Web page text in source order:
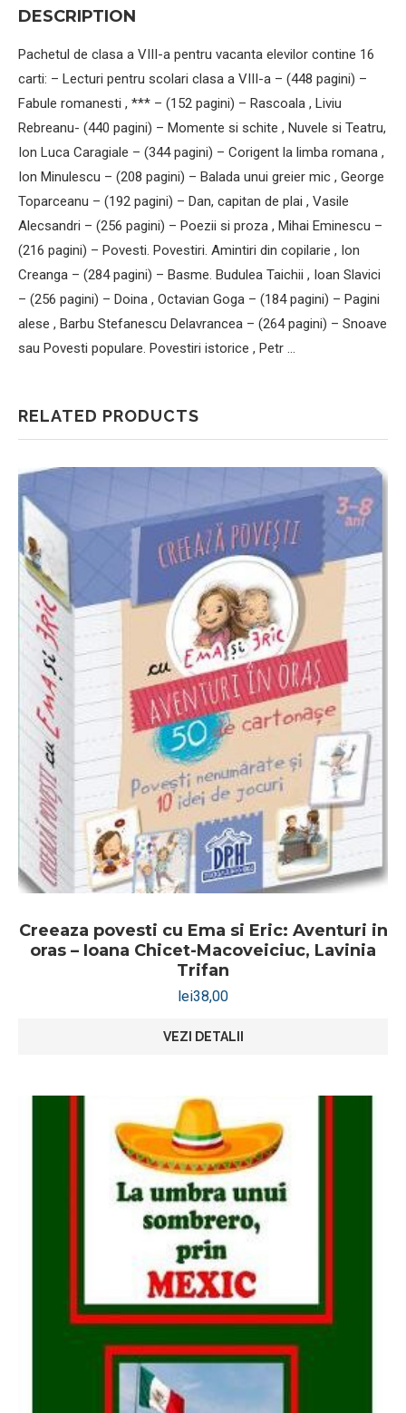
DESCRIPTION
Pachetul de clasa a VIII-a pentru vacanta elevilor contine 16
carti: – Lecturi pentru scolari clasa a VIII-a – (448 pagini) –
Fabule romanesti , *** – (152 pagini) – Rascoala , Liviu
Rebreanu- (440 pagini) – Momente si schite , Nuvele si Teatru,
Ion Luca Caragiale – (344 pagini) – Corigent la limba romana ,
Ion Minulescu – (208 pagini) – Balada unui greier mic , George
Toparceanu – (192 pagini) – Dan, capitan de plai , Vasile
Alecsandri – (256 pagini) – Poezii si proza , Mihai Eminescu –
(216 pagini) – Povesti. Povestiri. Amintiri din copilarie , Ion
Creanga – (284 pagini) – Basme. Budulea Taichii , Ioan Slavici
– (256 pagini) – Doina , Octavian Goga – (184 pagini) – Pagini
alese , Barbu Stefanescu Delavrancea – (264 pagini) – Snoave
sau Povesti populare. Povestiri istorice , Petr …
RELATED PRODUCTS
Creeaza povesti cu Ema si Eric: Aventuri in
oras – Ioana Chicet-Macoveiciuc, Lavinia
Trifan
lei38,00
VEZI DETALII